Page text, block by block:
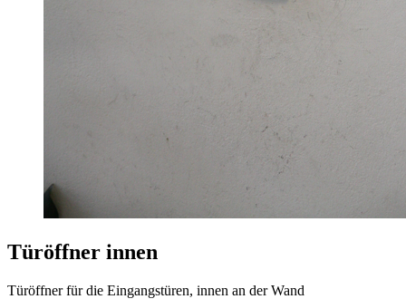
Türöffner innen
Türöffner für die Eingangstüren, innen an der Wand